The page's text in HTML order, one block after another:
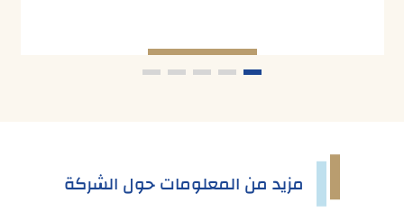
مزيد من المعلومات حول الشركة